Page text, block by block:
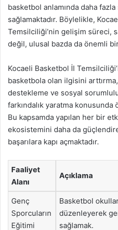
basketbol anlamında daha fazla
sağlamaktadır. Böylelikle,
Temsilciliği’nin gelişim süreci,
değil, ulusal bazda da önemli
Kocaeli Basketbol İl
basketbola olan ilgisini
destekleme ve sosyal
farkındalık yaratma konusunda
Bu kapsamda yapılan her bir
ekosistemini daha da
başarılara kapı açmaktadır.
Faaliyet
Alanı
Açıklama
Genç
Sporcuların
Eğitimi
Basketbol
düzenleyerek
sağlamak.